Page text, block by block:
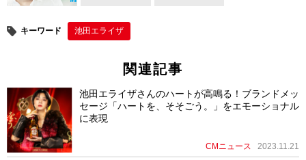
o
k
キーワード 池田エライザ
関連記事
池田エライザさんのハートが高鳴る！ブランドメッ
セージ「ハートを、そそごう。」をエモーショナル
に表現
CMニュース 2023.11.21